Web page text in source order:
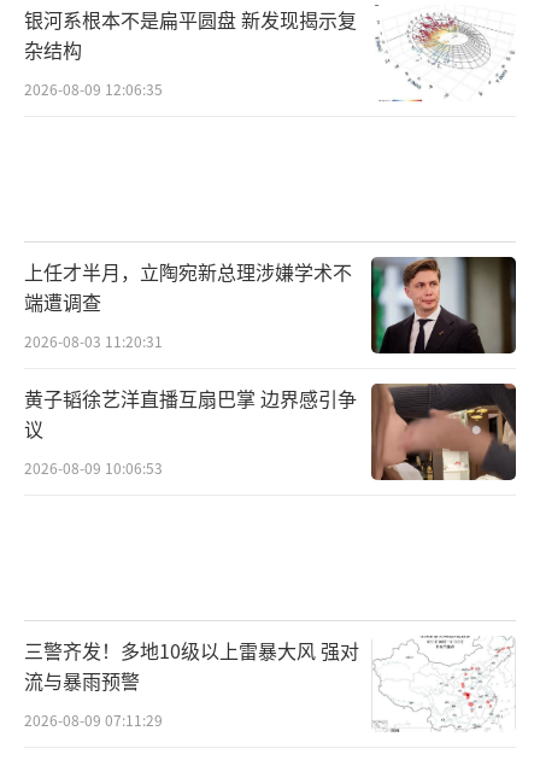
银河系根本不是扁平圆盘 新发现揭示复
杂结构
2026-08-09 12:06:35
上任才半月，立陶宛新总理涉嫌学术不
端遭调查
2026-08-03 11:20:31
黄子韬徐艺洋直播互扇巴掌 边界感引争
议
2026-08-09 10:06:53
三警齐发！多地10级以上雷暴大风 强对
流与暴雨预警
2026-08-09 07:11:29